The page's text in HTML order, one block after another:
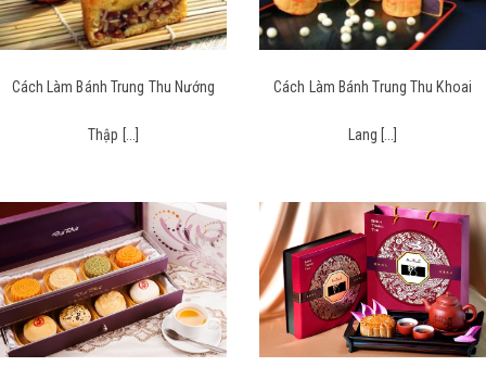
Thu Nướng Cách Làm Bánh Trung Thu Khoai Cách Làm